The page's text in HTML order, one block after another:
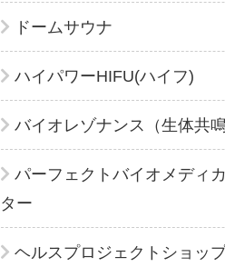
ドームサウナ
ハイパワーHIFU(ハイフ)
バイオレゾナンス（生体共鳴
パーフェクトバイオメディ
ター
ヘルスプロジェクトショッ